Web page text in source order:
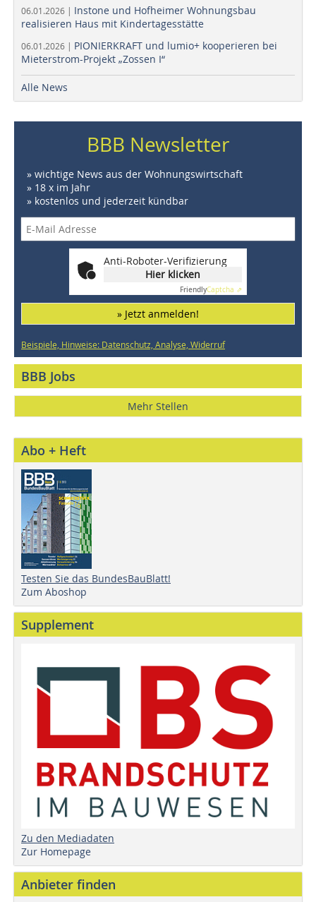
06.01.2026 | Instone und Hofheimer Wohnungsbau
realisieren Haus mit Kindertagesstätte
06.01.2026 | PIONIERKRAFT und lumio+ kooperieren bei
Mieterstrom-Projekt „Zossen I“
Alle News
BBB Newsletter
» wichtige News aus der Wohnungswirtschaft
» 18 x im Jahr
» kostenlos und jederzeit kündbar
Anti-Roboter-Verifizierung
Hier klicken
FriendlyCaptcha ⇗
» Jetzt anmelden!
Beispiele, Hinweise: Datenschutz, Analyse, Widerruf
BBB Jobs
Mehr Stellen
Abo + Heft
Testen Sie das BundesBauBlatt!
Zum Aboshop
Supplement
Zu den Mediadaten
Zur Homepage
Anbieter finden